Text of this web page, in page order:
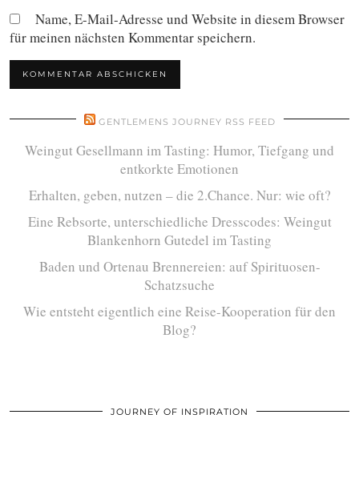
Name, E-Mail-Adresse und Website in diesem Browser
für meinen nächsten Kommentar speichern.
GENTLEMENS JOURNEY RSS FEED
Weingut Gesellmann im Tasting: Humor, Tiefgang und
entkorkte Emotionen
Erhalten, geben, nutzen – die 2.Chance. Nur: wie oft?
Eine Rebsorte, unterschiedliche Dresscodes: Weingut
Blankenhorn Gutedel im Tasting
Baden und Ortenau Brennereien: auf Spirituosen-
Schatzsuche
Wie entsteht eigentlich eine Reise-Kooperation für den
Blog?
JOURNEY OF INSPIRATION